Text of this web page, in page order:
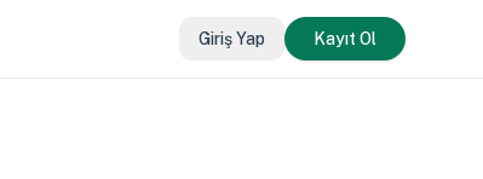
Giriş Yap Kayıt Ol